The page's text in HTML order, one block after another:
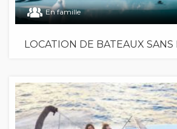
En famille
LOCATION DE BATEAUX SANS